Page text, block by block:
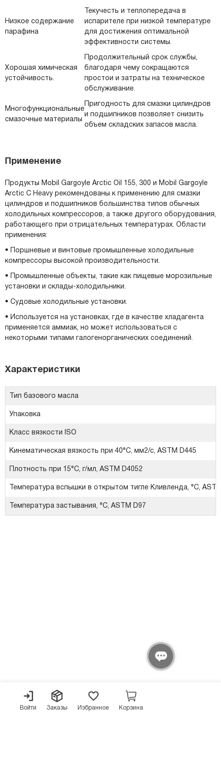
Войти Заказы Избранное Корзина
Низкое содержание
парафина
Текучесть и теплопередача в
испарителе при низкой температуре
для достижения оптимальной
эффективности системы.
Хорошая химическая
устойчивость.
Продолжительный срок службы,
благодаря чему сокращаются
простои и затраты на техническое
обслуживание.
Многофункциональные
смазочные материалы
Пригодность для смазки цилиндров
и подшипников позволяет снизить
объем складских запасов масла.
Применение
Продукты Mobil Gargoyle Arctic Oil 155, 300 и Mobil Gargoyle
Arctic C Heavy рекомендованы к применению для смазки
цилиндров и подшипников большинства типов обычных
холодильных компрессоров, а также другого оборудования,
работающего при отрицательных температурах. Области
применения:
• Поршневые и винтовые промышленные холодильные
компрессоры высокой производительности.
• Промышленные объекты, такие как пищевые морозильные
установки и склады-холодильники.
• Судовые холодильные установки.
• Используется на установках, где в качестве хладагента
применяется аммиак, но может использоваться с
некоторыми типами галогенорганических соединений.
Характеристики
Тип базового масла
Упаковка
Класс вязкости ISO
Кинематическая вязкость при 40°C, мм2/с, ASTM D445
Плотность при 15°C, г/мл, ASTM D4052
Температура вспышки в открытом тигле Кливленда, °C,
Температура застывания, °C, ASTM D97